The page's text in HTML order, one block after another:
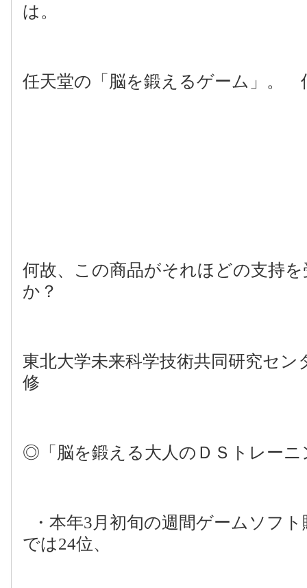
は。
任天堂の「脳を鍛えるゲーム」。
何故、この商品がそれほどの支持
か？
東北大学未来科学技術共同研究セン
修
◎「脳を鍛える大人のＤＳトレー
・本年3 月初旬の週間ゲームソフ
では24位、